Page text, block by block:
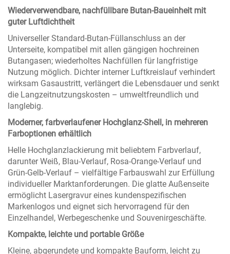
Wiederverwendbare, nachfüllbare Butan-Baueinheit mit
guter Luftdichtheit
Universeller Standard-Butan-Füllanschluss an der
Unterseite, kompatibel mit allen gängigen hochreinen
Butangasen; wiederholtes Nachfüllen für langfristige
Nutzung möglich. Dichter interner Luftkreislauf verhindert
wirksam Gasaustritt, verlängert die Lebensdauer und senkt
die Langzeitnutzungskosten – umweltfreundlich und
langlebig.
Moderner, farbverlaufener Hochglanz-Shell, in mehreren
Farboptionen erhältlich
Helle Hochglanzlackierung mit beliebtem Farbverlauf,
darunter Weiß, Blau-Verlauf, Rosa-Orange-Verlauf und
Grün-Gelb-Verlauf – vielfältige Farbauswahl zur Erfüllung
individueller Marktanforderungen. Die glatte Außenseite
ermöglicht Lasergravur eines kundenspezifischen
Markenlogos und eignet sich hervorragend für den
Einzelhandel, Werbegeschenke und Souvenirgeschäfte.
Kompakte, leichte und portable Größe
Kleine, abgerundete und kompakte Bauform, leicht zu